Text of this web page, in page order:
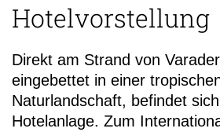
Hotelvorstellung
Direkt am Strand von
eingebettet in einer
Naturlandschaft, befindet
Hotelanlage. Zum